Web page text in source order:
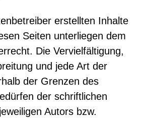
erstellten Inhalte
Seiten unterliegen dem
Die Vervielfältigung,
und jede Art der
der Grenzen des
der schriftlichen
Autors bzw.